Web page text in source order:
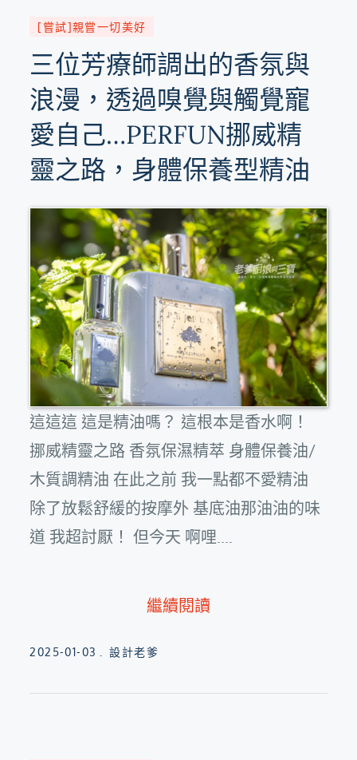
[嘗試]親嘗一切美好
三位芳療師調出的香氛與
浪漫，透過嗅覺與觸覺寵
愛自己…PERFUN挪威精
靈之路，身體保養型精油
這這這 這是精油嗎？ 這根本是香水啊！
挪威精靈之路 香氛保濕精萃 身體保養油/
木質調精油 在此之前 我一點都不愛精油
除了放鬆舒緩的按摩外 基底油那油油的味
道 我超討厭！ 但今天 啊哩....
繼續閱讀
Posted
2025-01-03 設計老爹